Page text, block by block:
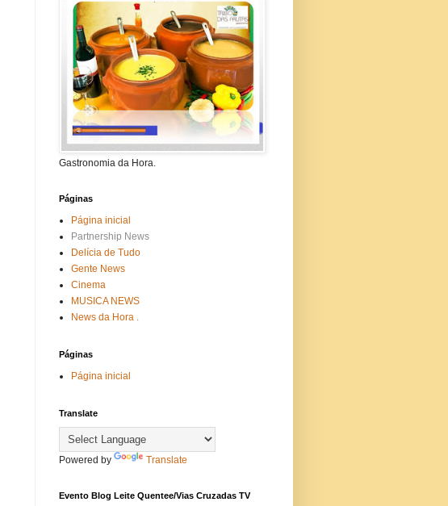
Gastronomia da Hora.
Páginas
Página inicial
Partnership News
Delícia de Tudo
Gente News
Cinema
MUSICA NEWS
News da Hora .
Páginas
Página inicial
Translate
Powered by Translate
Evento Blog Leite Quentee/Vias Cruzadas TV